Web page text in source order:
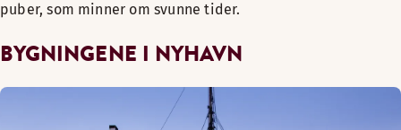
puber, som minner om svunne tider.
BYGNINGENE I NYHAVN